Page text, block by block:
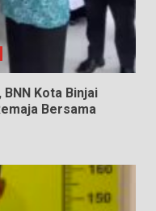
Kota Binjai
Bersama